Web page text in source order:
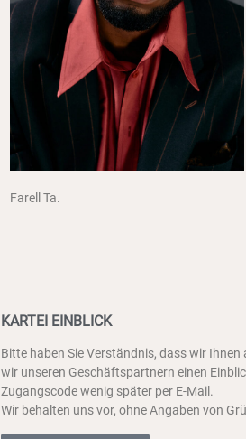
Farell Ta.
KARTEI EINBLICK
Bitte haben Sie Verständnis, dass wir
wir unseren Geschäftspartnern einen
Zugangscode wenig später per E-Mail.
Wir behalten uns vor, ohne Angaben von